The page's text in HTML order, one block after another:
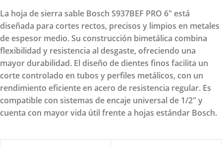
La hoja de sierra sable Bosch S937BEF PRO 6" está
diseñada para cortes rectos, precisos y limpios en metales
de espesor medio. Su construcción bimetálica combina
flexibilidad y resistencia al desgaste, ofreciendo una
mayor durabilidad. El diseño de dientes finos facilita un
corte controlado en tubos y perfiles metálicos, con un
rendimiento eficiente en acero de resistencia regular. Es
compatible con sistemas de encaje universal de 1/2" y
cuenta con mayor vida útil frente a hojas estándar Bosch.